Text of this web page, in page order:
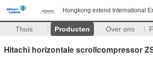
Hongkong extend International
Thuis Producten Over ons
Hitachi horizontale scrollcompressor